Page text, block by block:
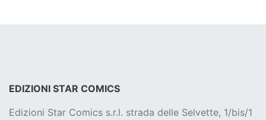
EDIZIONI STAR COMICS
Edizioni Star Comics s.r.l. strada delle Selvette, 1/bis/1